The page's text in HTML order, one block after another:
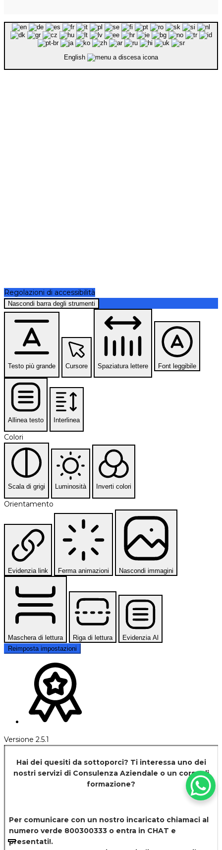
English
Regolazioni di accessibilità
Nascondi barra degli strumenti
Testo più grande Cursore Spaziatura lettere Font leggibile
Allinea testo Interlinea
Colori
Scala di grigi Luminosità Inverti colori
Orientamento
Evidenzia link Ferma animazioni Nascondi immagini
Maschera di lettura Riga di lettura
Evidenzia Al
Reimposta impostazioni
Versione 2.5.1
Hai dei quesiti da sottoporci? Ti interessa uno dei
nostri servizi di Consulenza Aziendale o un corso di
formazione?
Per comunicare con un nostro incaricato chiamaci al
numero verde 800300333 o entra in CHAT e
presentati!.